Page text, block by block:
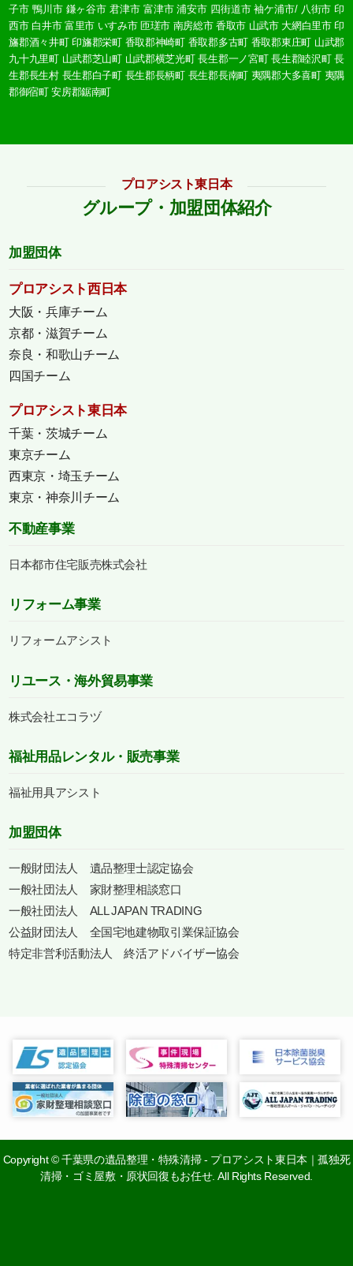
子市 鴨川市 鎌ヶ谷市 君津市 富津市 浦安市 四街道市 袖ケ浦市/ 八街市 印
西市 白井市 富里市 いすみ市 匝瑳市 南房総市 香取市 山武市 大網白里市 印
旛郡酒々井町 印旛郡栄町 香取郡神崎町 香取郡多古町 香取郡東庄町 山武郡
九十九里町 山武郡芝山町 山武郡横芝光町 長生郡一ノ宮町 長生郡睦沢町 長
生郡長生村 長生郡白子町 長生郡長柄町 長生郡長南町 夷隅郡大多喜町 夷隅
郡御宿町 安房郡鋸南町
プロアシスト東日本
グループ・加盟団体紹介
加盟団体
プロアシスト西日本
大阪・兵庫チーム
京都・滋賀チーム
奈良・和歌山チーム
四国チーム
プロアシスト東日本
千葉・茨城チーム
東京チーム
西東京・埼玉チーム
東京・神奈川チーム
不動産事業
日本都市住宅販売株式会社
リフォーム事業
リフォームアシスト
リユース・海外貿易事業
株式会社エコラヅ
福祉用品レンタル・販売事業
福祉用具アシスト
加盟団体
一般財団法人 遺品整理士認定協会
一般社団法人 家財整理相談窓口
一般社団法人 ALL JAPAN TRADING
公益財団法人 全国宅地建物取引業保証協会
特定非営利活動法人 終活アドバイザー協会
Copyright©千葉県の遺品整理・特殊清掃 - プロアシスト東日本｜孤独死
清掃・ゴミ屋敷・原状回復もお任せ. All Rights Reserved.
0120-26-0410